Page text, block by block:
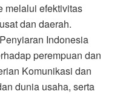
melalui efektivitas
dan daerah.
Indonesia
perempuan dan
Komunikasi dan
dunia usaha, serta